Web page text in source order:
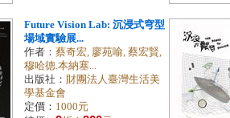
Future Vision Lab: 沉浸式穹型
場域實驗展...
作者： 蔡奇宏, 廖苑喻, 蔡宏賢,
穆哈德.本納塞...
出版社： 財團法人臺灣生活美
學基金會
定價： 1000元